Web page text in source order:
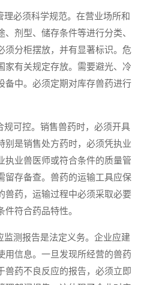
必须科学规范。在营业场所和
剂型、储存条件等进行分类、
须分柜摆放，并有显著标识。危
家有关规定存放。需要避光、冷
备中。必须定期对库存兽药进行
可控。销售兽药时，必须开具
别是销售处方药时，必须凭执业
执业兽医师或符合条件的质量管
留存备查。兽药的运输工具应保
兽药，运输过程中必须采取必要
符合药品特性。
测报告是法定义务。企业应建
用信息。一旦发现所经营的兽药
兽药不良反应的报告，必须立即